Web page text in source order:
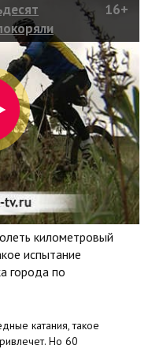
16+
километровый
испытание
города по
катания, такое
Но 60